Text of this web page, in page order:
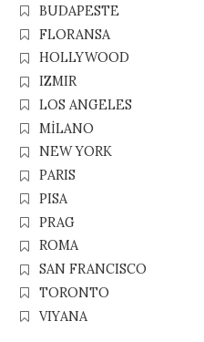
BUDAPESTE
FLORANSA
HOLLYWOOD
IZMIR
LOS ANGELES
MİLANO
NEW YORK
PARIS
PISA
PRAG
ROMA
SAN FRANCISCO
TORONTO
VIYANA